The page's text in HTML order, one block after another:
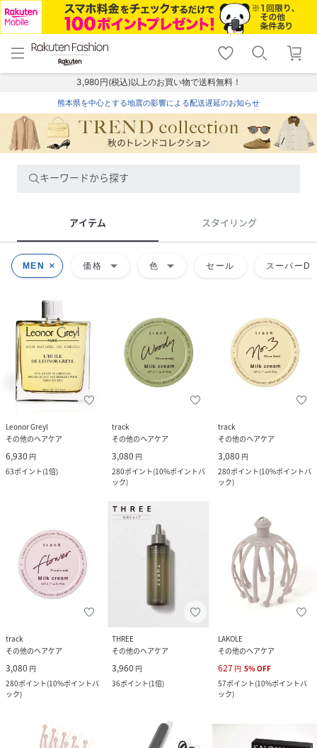
menu home
トップ
shopping_cart lock_outline
ログイン
3,980円(税込)以上のお買い物で送料無料！
熊本県を中心とする地震の影響による配送遅延のお知らせ
キーワードから探す
アイテム スタイリング
MEN 価格 arrow_drop_down 色 arrow_drop_down セール スーパー
Leonor Greyl
その他のヘアケア
6,930 円
63ポイント(1倍)
track
その他のヘアケア
3,080 円
280ポイント(10%ポイントバ
ック)
track
その他のヘアケア
3,080 円
280ポイント(10%ポイントバ
ック)
track
その他のヘアケア
3,080 円
280ポイント(10%ポイントバ
ック)
THREE
その他のヘアケア
3,960 円
36ポイント(1倍)
LAKOLE
その他のヘアケア
627 円 5%OFF
57ポイント(10%ポイントバ
ック)